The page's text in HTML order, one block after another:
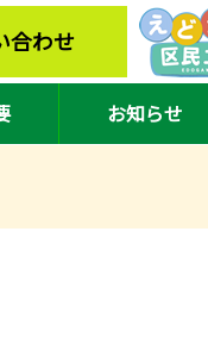
合わせ
お知らせ